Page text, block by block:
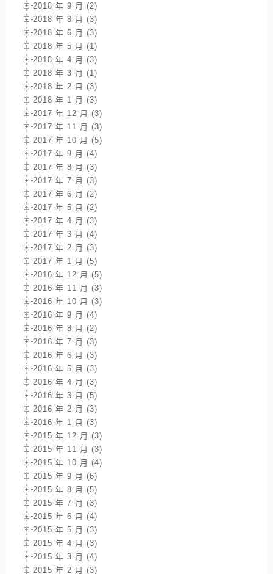
2018 年 9 月 (2)
2018 年 8 月 (3)
2018 年 6 月 (3)
2018 年 5 月 (1)
2018 年 4 月 (3)
2018 年 3 月 (1)
2018 年 2 月 (3)
2018 年 1 月 (3)
2017 年 12 月 (3)
2017 年 11 月 (3)
2017 年 10 月 (5)
2017 年 9 月 (4)
2017 年 8 月 (3)
2017 年 7 月 (3)
2017 年 6 月 (2)
2017 年 5 月 (2)
2017 年 4 月 (3)
2017 年 3 月 (4)
2017 年 2 月 (3)
2017 年 1 月 (5)
2016 年 12 月 (5)
2016 年 11 月 (3)
2016 年 10 月 (3)
2016 年 9 月 (4)
2016 年 8 月 (2)
2016 年 7 月 (3)
2016 年 6 月 (3)
2016 年 5 月 (3)
2016 年 4 月 (3)
2016 年 3 月 (5)
2016 年 2 月 (3)
2016 年 1 月 (3)
2015 年 12 月 (3)
2015 年 11 月 (3)
2015 年 10 月 (4)
2015 年 9 月 (6)
2015 年 8 月 (5)
2015 年 7 月 (3)
2015 年 6 月 (4)
2015 年 5 月 (3)
2015 年 4 月 (3)
2015 年 3 月 (4)
2015 年 2 月 (3)